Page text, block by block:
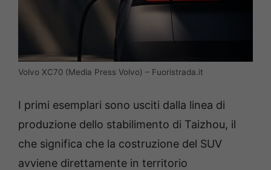
Volvo XC70 (Media Press Volvo) – Fuoristrada.it
I primi esemplari sono usciti dalla linea di
produzione dello stabilimento di Taizhou, il
che significa che la costruzione del SUV
avviene direttamente in territorio